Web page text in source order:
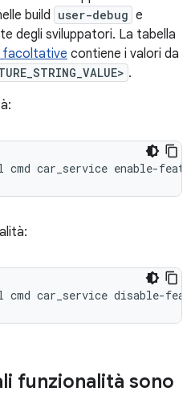
build user-debug e
degli sviluppatori. La tabella
facoltative contiene i valori da
.
funzionalità sono